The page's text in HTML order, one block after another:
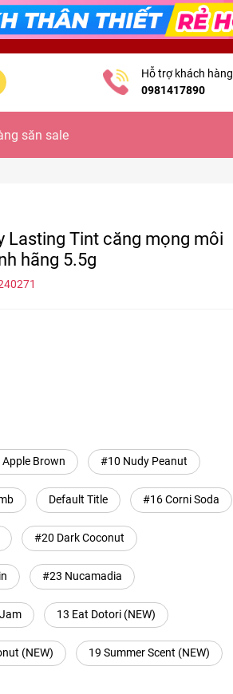
Hỗ trợ khách hàng
0981417890
săn sale
Lasting Tint căng mọng môi
hãng 5.5g
Brown #10 Nudy Peanut
Default Title #16 Corni Soda
#20 Dark Coconut
#23 Nucamadia
13 Eat Dotori (NEW)
(NEW) 19 Summer Scent (NEW)